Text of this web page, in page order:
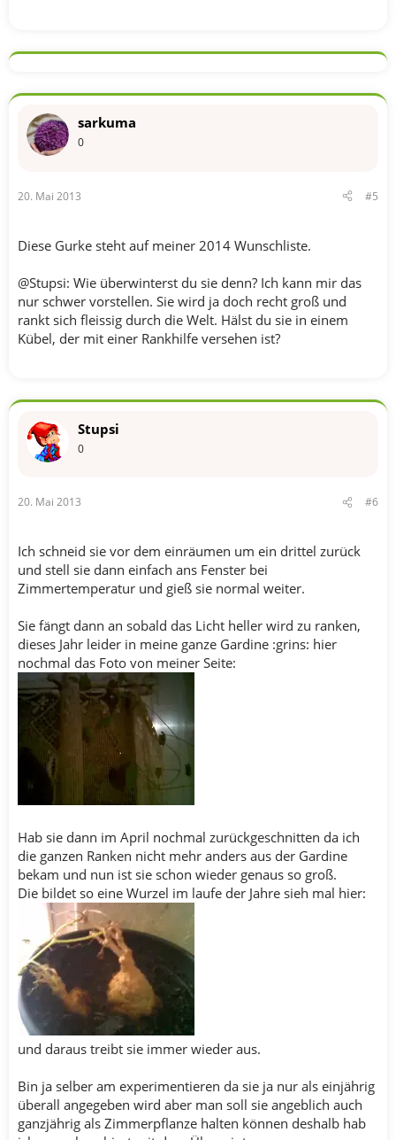
sarkuma
0
20. Mai 2013 #5
Diese Gurke steht auf meiner 2014 Wunschliste.
@Stupsi: Wie überwinterst du sie denn? Ich kann mir das
nur schwer vorstellen. Sie wird ja doch recht groß und
rankt sich fleissig durch die Welt. Hälst du sie in einem
Kübel, der mit einer Rankhilfe versehen ist?
Stupsi
0
20. Mai 2013 #6
Ich schneid sie vor dem einräumen um ein drittel zurück
und stell sie dann einfach ans Fenster bei
Zimmertemperatur und gieß sie normal weiter.
Sie fängt dann an sobald das Licht heller wird zu ranken,
dieses Jahr leider in meine ganze Gardine :grins: hier
nochmal das Foto von meiner Seite:
Hab sie dann im April nochmal zurückgeschnitten da ich
die ganzen Ranken nicht mehr anders aus der Gardine
bekam und nun ist sie schon wieder genaus so groß.
Die bildet so eine Wurzel im laufe der Jahre sieh mal hier:
und daraus treibt sie immer wieder aus.
Bin ja selber am experimentieren da sie ja nur als einjährig
überall angegeben wird aber man soll sie angeblich auch
ganzjährig als Zimmerpflanze halten können deshalb hab